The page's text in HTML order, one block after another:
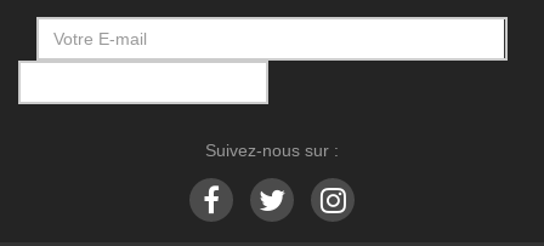
Suivez-nous sur :